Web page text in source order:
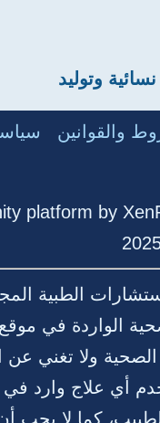
وتوليد
والقوانين
platform by
الطبية
الواردة في
الصحية ولا تغني
أي علاج وارد
كما لا يجب أن